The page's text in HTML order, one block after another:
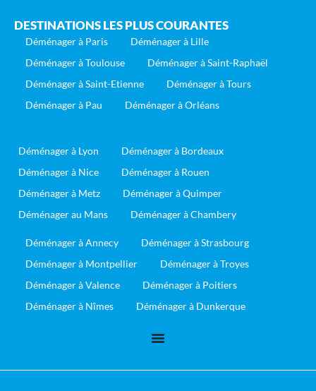
DESTINATIONS LES PLUS COURANTES
Déménager à Paris
Déménager à Lille
Déménager à Toulouse
Déménager à Saint-Raphaël
Déménager à Saint-Etienne
Déménager à Tours
Déménager à Pau
Déménager à Orléans
Déménager à Lyon
Déménager à Bordeaux
Déménager à Nice
Déménager à Rouen
Déménager à Metz
Déménager à Quimper
Déménager au Mans
Déménager à Chambery
Déménager à Annecy
Déménager à Strasbourg
Déménager à Montpellier
Déménager à Troyes
Déménager à Valence
Déménager à Poitiers
Déménager à Nîmes
Déménager à Dunkerque